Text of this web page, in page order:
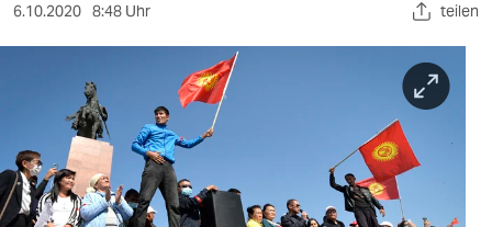
sport
wahrheit
verlag
6.10.2020 8:48 Uhr teilen